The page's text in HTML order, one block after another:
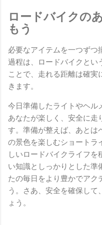
ロードバイクの
もう
必要なアイテムを一つずつ
過程は、ロードバイクとい
ことで、走れる距離は確実
きます。
今日準備したライトやヘル
あなたが楽しく、安全に走
す。準備が整えば、あとは
の景色を楽しむショートラ
しいロードバイクライフを
い知識としっかりとした準
たの毎日をより豊かでアク
う。さあ、安全を確保して
ょう。